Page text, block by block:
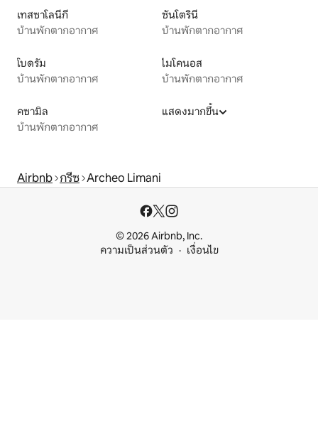
เทสซาโลนีกี
บ้านพักตากอากาศ
ซันโตรินี
บ้านพักตากอากาศ
โบดรัม
บ้านพักตากอากาศ
ไมโคนอส
บ้านพักตากอากาศ
คซามิล
บ้านพักตากอากาศ
แสดงมากขึ้น
Airbnb กรีซ Archeo Limani
© 2026 Airbnb, Inc.
ความเป็นส่วนตัว
เงื่อนไข